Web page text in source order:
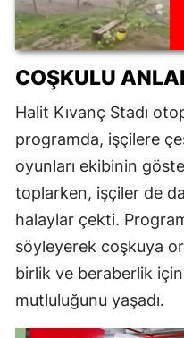
COŞKULU
Halit Kıvanç Stadı
programda, işçilere
oyunları ekibinin
toplarken, işçiler de
halaylar çekti.
söyleyerek coşkuya
birlik ve beraberlik
mutluluğunu yaşadı.